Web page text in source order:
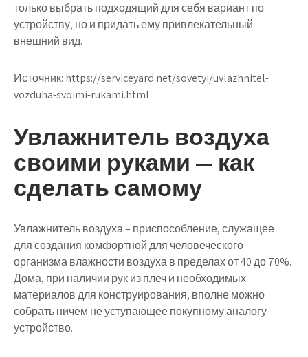
только выбрать подходящий для себя вариант по
устройству, но и придать ему привлекательный
внешний вид.
Источник: https://serviceyard.net/sovetyi/uvlazhnitel-
vozduha-svoimi-rukami.html
Увлажнитель воздуха
своими руками — как
сделать самому
Увлажнитель воздуха – приспособление, служащее
для создания комфортной для человеческого
организма влажности воздуха в пределах от 40 до 70%.
Дома, при наличии рук из плеч и необходимых
материалов для конструирования, вполне можно
собрать ничем не уступающее покупному аналогу
устройство.